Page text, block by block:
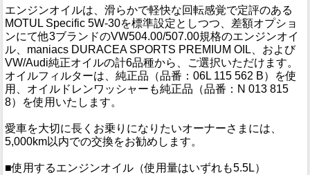
エンジンオイルは、滑らかで軽快な回転感覚で定評のある
MOTUL Specific 5W-30を標準設定としつつ、差額オプショ
ンにて他3ブランドのVW504.00/507.00規格のエンジンオイ
ル、maniacs DURACEA SPORTS PREMIUM OIL、および
VW/Audi純正オイルの計6品種から、ご選択いただけます。
オイルフィルターは、純正品（品番：06L 115 562 B）を使
用、オイルドレンワッシャーも純正品（品番：N 013 815
8）を使用いたします。
愛車を大切に長くお乗りになりたいオーナーさまには、
5,000km以内での交換をお勧めします。
■使用するエンジンオイル（使用量はいずれも5.5L）